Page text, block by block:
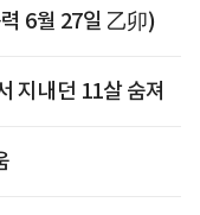
6월 27일 乙卯)
지내던 11살 숨져